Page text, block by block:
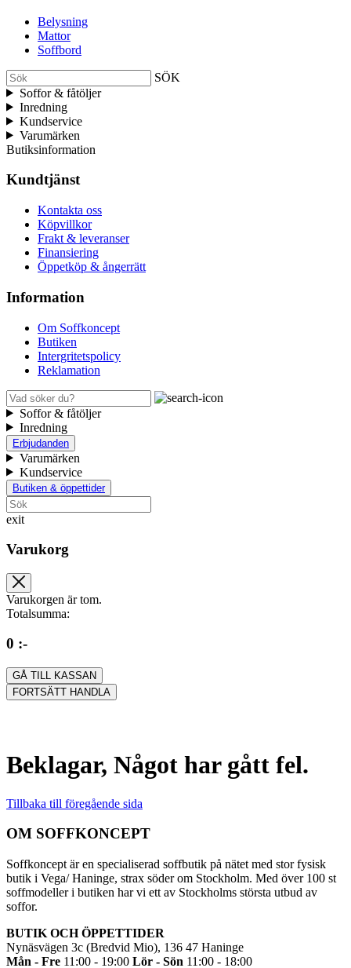
Belysning
Mattor
Soffbord
SÖK
Soffor & fåtöljer
Inredning
Kundservice
Varumärken
Butiksinformation
Kundtjänst
Kontakta oss
Köpvillkor
Frakt & leveranser
Finansiering
Öppetköp & ångerrätt
Information
Om Soffkoncept
Butiken
Intergritetspolicy
Reklamation
Soffor & fåtöljer
Inredning
Erbjudanden
Varumärken
Kundservice
Butiken & öppettider
exit
Varukorg
Varukorgen är tom.
Totalsumma:
0 :-
GÅ TILL KASSAN
FORTSÄTT HANDLA
Beklagar, Något har gått fel.
Tillbaka till föregående sida
OM SOFFKONCEPT
Soffkoncept är en specialiserad soffbutik på nätet med stor fysisk
butik i Vega/ Haninge, strax söder om Stockholm. Med över 100 st
soffmodeller i butiken har vi ett av Stockholms största utbud av
soffor.
BUTIK OCH ÖPPETTIDER
Nynäsvägen 3c (Bredvid Mio), 136 47 Haninge
Mån - Fre 11:00 - 19:00 Lör - Sön 11:00 - 18:00